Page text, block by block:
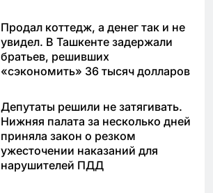
Продал коттедж, а денег так и не
увидел. В Ташкенте задержали
братьев, решивших
«сэкономить» 36 тысяч долларов
Депутаты решили не затягивать.
Нижняя палата за несколько дней
приняла закон о резком
ужесточении наказаний для
нарушителей ПДД